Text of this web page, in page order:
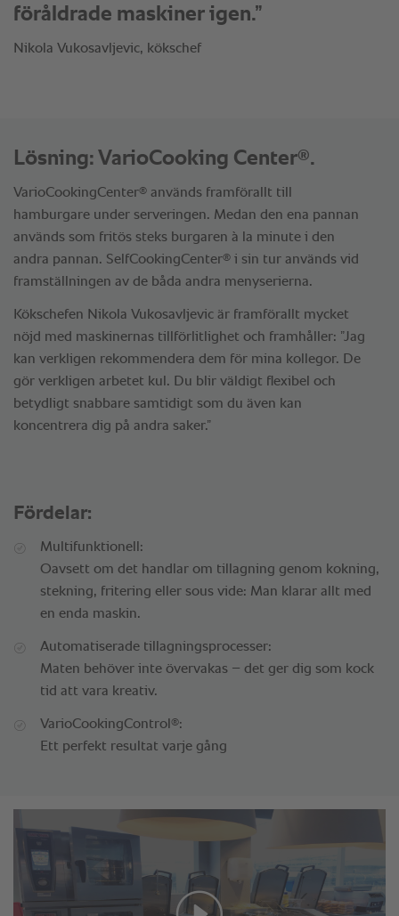
föråldrade maskiner igen.”
Nikola Vukosavljevic, kökschef
Lösning: VarioCooking Center®.
VarioCookingCenter® används framförallt till
hamburgare under serveringen. Medan den ena pannan
används som fritös steks burgaren à la minute i den
andra pannan. SelfCookingCenter® i sin tur används vid
framställningen av de båda andra menyserierna.
Kökschefen Nikola Vukosavljevic är framförallt mycket
nöjd med maskinernas tillförlitlighet och framhåller: ”Jag
kan verkligen rekommendera dem för mina kollegor. De
gör verkligen arbetet kul. Du blir väldigt flexibel och
betydligt snabbare samtidigt som du även kan
koncentrera dig på andra saker.”
Fördelar:
Multifunktionell:
Oavsett om det handlar om tillagning genom kokning,
stekning, fritering eller sous vide: Man klarar allt med
en enda maskin.
Automatiserade tillagningsprocesser:
Maten behöver inte övervakas – det ger dig som kock
tid att vara kreativ.
VarioCookingControl ®:
Ett perfekt resultat varje gång